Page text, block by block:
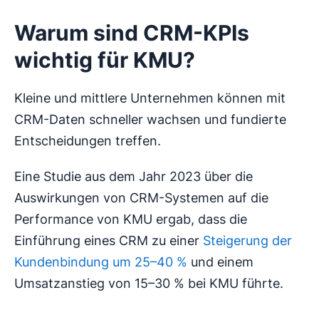
Warum sind CRM-KPIs
wichtig für KMU?
Kleine und mittlere Unternehmen können mit
CRM-Daten schneller wachsen und fundierte
Entscheidungen treffen.
Eine Studie aus dem Jahr 2023 über die
Auswirkungen von CRM-Systemen auf die
Performance von KMU ergab, dass die
Einführung eines CRM zu einer Steigerung der
Kundenbindung um 25–40 % und einem
Umsatzanstieg von 15–30 % bei KMU führte.